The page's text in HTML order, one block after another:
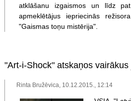
atklāšanu izgaismos un līdz
apmeklētājus iepriecinās
"Gaismas toņu mistērija".
"Art-i-Shock" atskaņos
Rinta Bružēvica, 10.12.2015., 12:14